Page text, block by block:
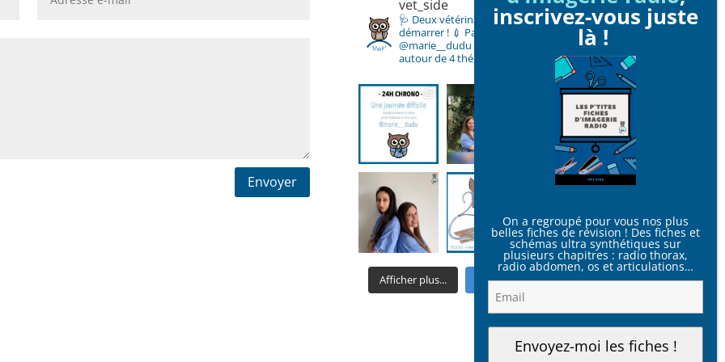
Envoyer
vet_side
🩺 Deux vétérinaires à vos côtés pour bien
démarrer ! 💉 Pauline @dr_pops_vet & Marie
@marie__dudu
💻 Des articles réguliers
autour de 4 thématiques !
Afficher plus... Suivre sur Instagram
inscrivez-vous juste
là !
On a regroupé pour vous nos plus
belles fiches de révision ! Des fiches et
schémas ultra synthétiques sur
plusieurs chapitres : radio thorax,
radio abdomen, os et articulations…
Envoyez-moi les fiches !